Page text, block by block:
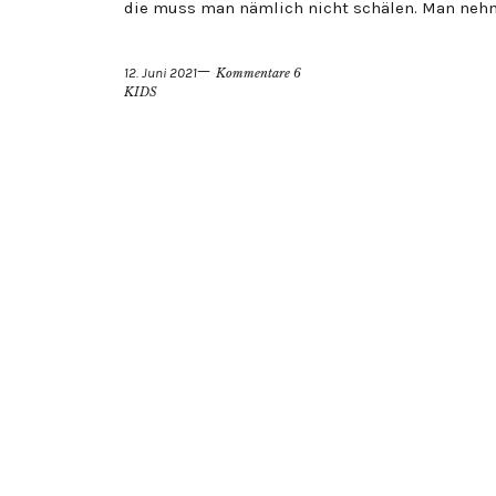
die muss man nämlich nicht schälen. Man
12. Juni 2021
Kommentare 6
KIDS